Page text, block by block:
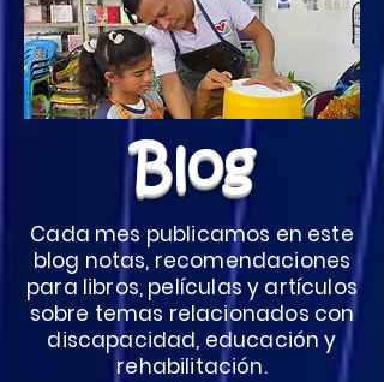
Blog
Cada mes publicamos en este
blog notas, recomendaciones
para libros, películas y artículos
sobre temas relacionados con
discapacidad, educación y
rehabilitación.